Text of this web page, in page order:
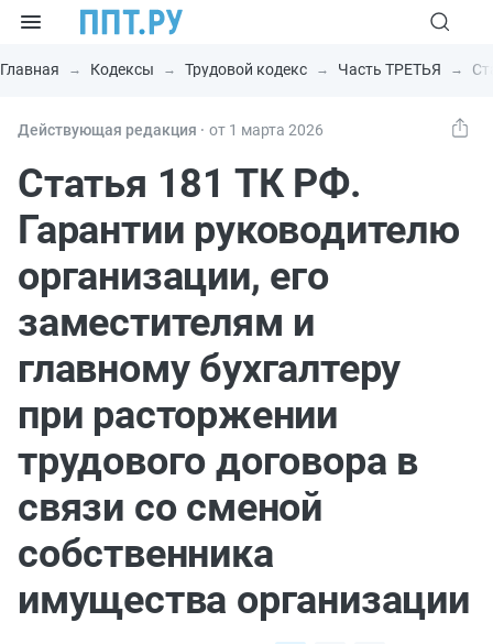
Главная Кодексы Трудовой кодекс Часть ТРЕТЬЯ
Действующая редакция ⸱ от 1 марта 2026
Статья 181 ТК РФ.
Гарантии руководителю
организации, его
заместителям и
главному бухгалтеру
при расторжении
трудового договора в
связи со сменой
собственника
имущества организации